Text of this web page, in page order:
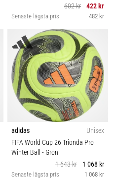
602 kr
422 kr
Senaste lägsta pris 482 kr
adidas
Unisex
FIFA World Cup 26 Trionda Pro
Winter Ball - Grön
1 643 kr
1 068 kr
Senaste lägsta pris 1 068 kr